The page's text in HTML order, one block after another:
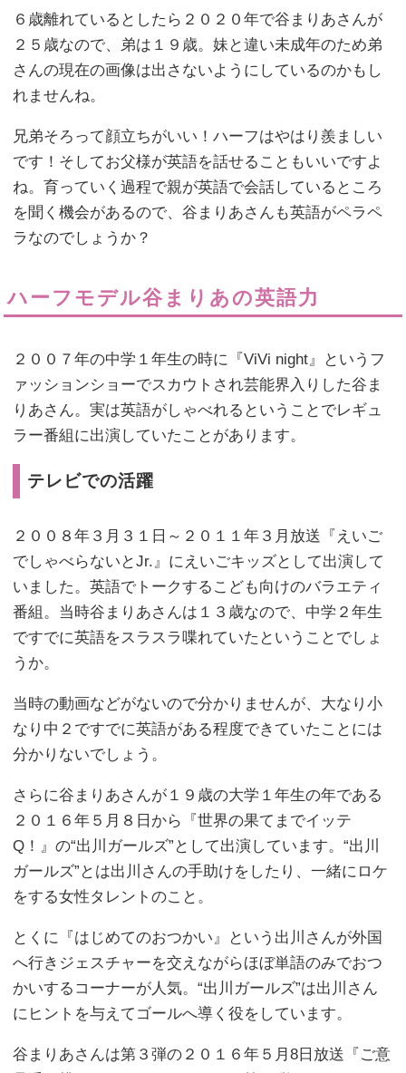
６歳離れているとしたら２０２０年で谷まりあさんが
２５歳なので、弟は１９歳。妹と違い未成年のため弟
さんの現在の画像は出さないようにしているのかもし
れませんね。
兄弟そろって顔立ちがいい！ハーフはやはり羨ましい
です！そしてお父様が英語を話せることもいいですよ
ね。育っていく過程で親が英語で会話しているところ
を聞く機会があるので、谷まりあさんも英語がペラペ
ラなのでしょうか？
ハーフモデル谷まりあの英語力
２００７年の中学１年生の時に『ViVi night』というフ
ァッションショーでスカウトされ芸能界入りした谷ま
りあさん。実は英語がしゃべれるということでレギュ
ラー番組に出演していたことがあります。
テレビでの活躍
２００８年３月３１日～２０１１年３月放送『えいご
でしゃべらないとJr.』にえいごキッズとして出演して
いました。英語でトークするこども向けのバラエティ
番組。当時谷まりあさんは１３歳なので、中学２年生
ですでに英語をスラスラ喋れていたということでしょ
うか。
当時の動画などがないので分かりませんが、大なり小
なり中２ですでに英語がある程度できていたことには
分かりないでしょう。
さらに谷まりあさんが１９歳の大学１年生の年である
２０１６年５月８日から『世界の果てまでイッテ
Q！』の“出川ガールズ”として出演しています。“出川
ガールズ”とは出川さんの手助けをしたり、一緒にロケ
をする女性タレントのこと。
とくに『はじめてのおつかい』という出川さんが外国
へ行きジェスチャーを交えながらほぼ単語のみでおつ
かいするコーナーが人気。“出川ガールズ”は出川さん
にヒントを与えてゴールへ導く役をしています。
谷まりあさんは第３弾の２０１６年５月8日放送『ご意